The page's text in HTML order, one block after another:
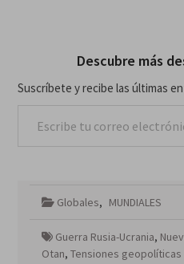
Descubre más
Suscríbete y recibe las últimas
Globales, MUNDIALES
Guerra Rusia-Ucrania,
Otan, Tensiones geopolíticas